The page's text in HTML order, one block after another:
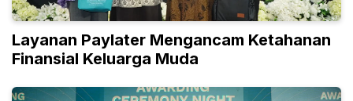
Layanan Paylater Mengancam Ketahanan
Finansial Keluarga Muda